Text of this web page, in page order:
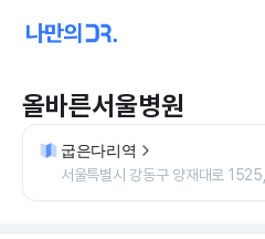
올바른서울병원
굽은다리역
서울특별시 강동구 양재대로